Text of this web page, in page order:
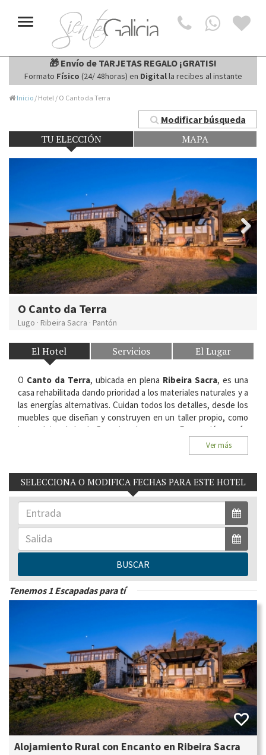
Toggle
navigation
🎁 Envío de TARJETAS REGALO ¡GRATIS!
Formato Físico (24/ 48horas) en Digitalla recibes al instante
Inicio / Hotel / O Canto da Terra
Modificar búsqueda
TU ELECCIÓN MAPA
Next
O Canto da Terra
Lugo · Ribeira Sacra · Pantón
El Hotel Servicios El Lugar
O Canto da Terra, ubicada en plena Ribeira Sacra, es una
casa rehabilitada dando prioridad a los materiales naturales y a
las energías alternativas. Cuidan todos los detalles, desde los
muebles que diseñan y construyen en un taller propio, como
los azulejos de los baños, pintados a mano. En su salón común
podrás relajarte con un café o una infusión, cortesía de la
casa. Desde aquí te permitirá conocer la zona, cañones del Sil,
Situación:Lugar de Follés, 10. 27438 San Martiño, Pantón.
Ribeira Sacra, Lugo.
Habitaciones del Hotel:4
Ver más
SELECCIONA O MODIFICA FECHAS PARA ESTE HOTEL
BUSCAR
Tenemos 1 Escapadas para tí
Alojamiento Rural con Encanto en Ribeira Sacra